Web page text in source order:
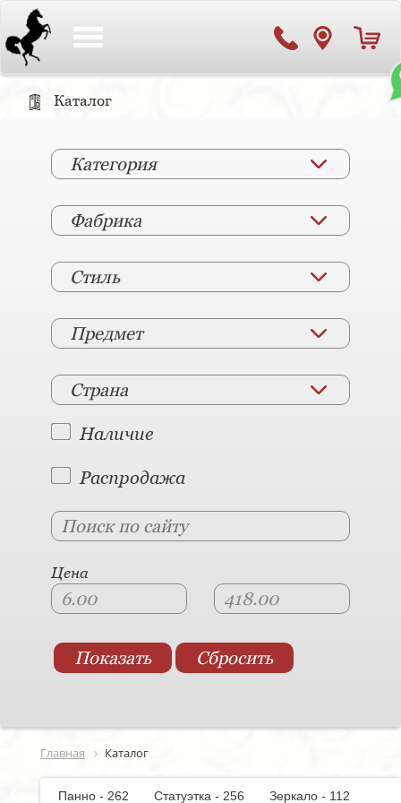
Каталог
Категория
Фабрика
Стиль
Предмет
Страна
Наличие
Распродажа
Цена
Главная Каталог
Панно - 262 Статуэтка - 256
Зеркало - 112